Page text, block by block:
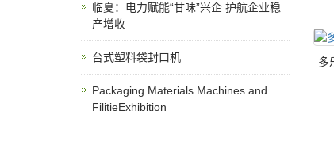
多
临夏：电力赋能“甘味”兴企 护航企业稳
产增收
台式塑料袋封口机
Packaging Materials Machines and
FilitieExhibition